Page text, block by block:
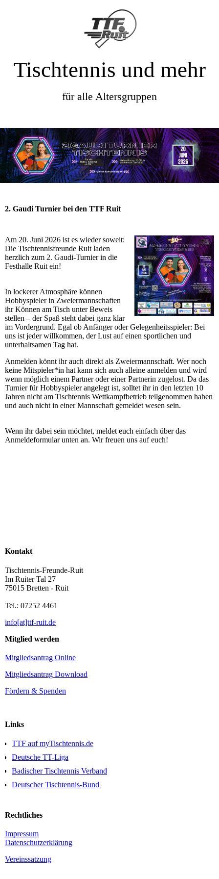
Tischtennis und mehr
für alle Altersgruppen
2. Gaudi Turnier bei den TTF Ruit
Am 20. Juni 2026 ist es wieder soweit:
Die Tischtennisfreunde Ruit laden
herzlich zum 2. Gaudi-Turnier in die
Festhalle Ruit ein!
In lockerer Atmosphäre können
Hobbyspieler in Zweiermannschaften
ihr Können am Tisch unter Beweis
stellen – der Spaß steht dabei ganz klar
im Vordergrund. Egal ob Anfänger oder Gelegenheitsspieler: Bei
uns ist jeder willkommen, der Lust auf einen sportlichen und
unterhaltsamen Tag hat.
Anmelden könnt ihr auch direkt als Zweiermannschaft. Wer noch
keine Mitspieler*in hat kann sich auch alleine anmelden und wird
wenn möglich einem Partner oder einer Partnerin zugelost. Da das
Turnier für Hobbyspieler angelegt ist, solltet ihr in den letzten 10
Jahren nicht am Tischtennis Wettkampfbetrieb teilgenommen haben
und auch nicht in einer Mannschaft gemeldet wesen sein.
Wenn ihr dabei sein möchtet, meldet euch einfach über das
Anmeldeformular unten an. Wir freuen uns auf euch!
Kontakt
Tischtennis-Freunde-Ruit
Im Ruiter Tal 27
75015 Bretten - Ruit
Tel.: 07252 4461
info[at]ttf-ruit.de
Mitglied werden
Mitgliedsantrag Online
Mitgliedsantrag Download
Fördern & Spenden
Links
TTF auf myTischtennis.de
Deutsche TT-Liga
Badischer Tischtennis Verband
Deutscher Tischtennis-Bund
Rechtliches
Impressum
Daten­schutz­erklärung
Vereinssatzung